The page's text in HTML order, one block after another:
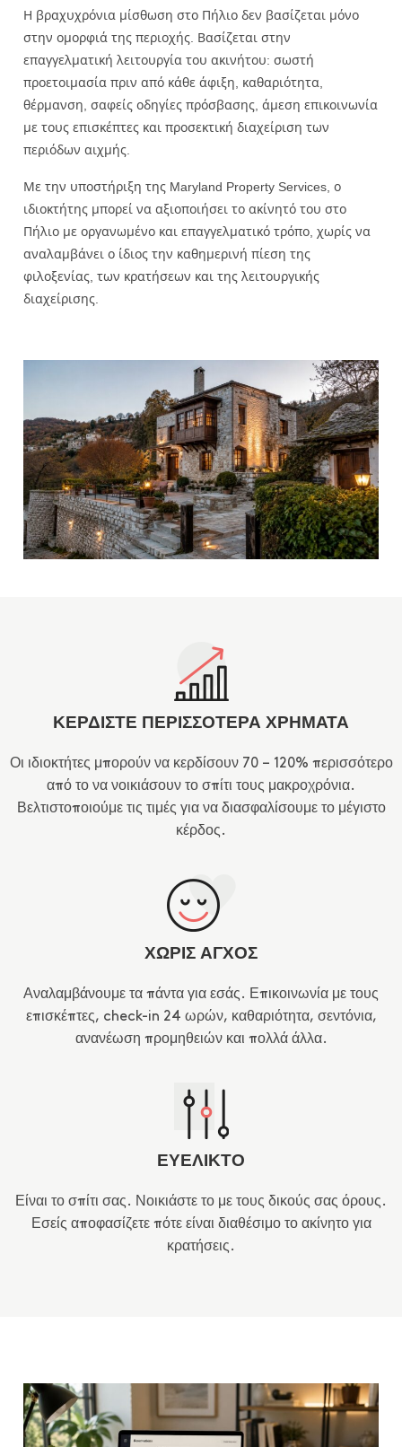
Η βραχυχρόνια μίσθωση στο Πήλιο δεν βασίζεται μόνο
στην ομορφιά της περιοχής. Βασίζεται στην
επαγγελματική λειτουργία του ακινήτου: σωστή
προετοιμασία πριν από κάθε άφιξη, καθαριότητα,
θέρμανση, σαφείς οδηγίες πρόσβασης, άμεση επικοινωνία
με τους επισκέπτες και προσεκτική διαχείριση των
περιόδων αιχμής.
Με την υποστήριξη της Maryland Property Services, ο
ιδιοκτήτης μπορεί να αξιοποιήσει το ακίνητό του στο
Πήλιο με οργανωμένο και επαγγελματικό τρόπο, χωρίς να
αναλαμβάνει ο ίδιος την καθημερινή πίεση της
φιλοξενίας, των κρατήσεων και της λειτουργικής
διαχείρισης.
ΚΕΡΔΙΣΤΕ ΠΕΡΙΣΣΟΤΕΡΑ ΧΡΗΜΑΤΑ
Οι ιδιοκτήτες μπορούν να κερδίσουν 70 – 120% περισσότερο
από το να νοικιάσουν το σπίτι τους μακροχρόνια.
Βελτιστοποιούμε τις τιμές για να διασφαλίσουμε το μέγιστο
κέρδος.
ΧΩΡΙΣ ΑΓΧΟΣ
Αναλαμβάνουμε τα πάντα για εσάς. Επικοινωνία με τους
επισκέπτες, check-in 24 ωρών, καθαριότητα, σεντόνια,
ανανέωση προμηθειών και πολλά άλλα.
ΕΥΕΛΙΚΤΟ
Είναι το σπίτι σας. Νοικιάστε το με τους δικούς σας όρους.
Εσείς αποφασίζετε πότε είναι διαθέσιμο το ακίνητο για
κρατήσεις.